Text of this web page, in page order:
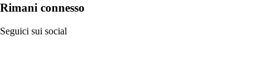
Rimani connesso
Seguici sui social